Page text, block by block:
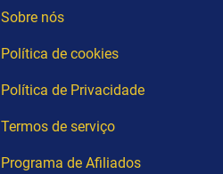
Sobre nós
Política de cookies
Política de Privacidade
Termos de serviço
Programa de Afiliados